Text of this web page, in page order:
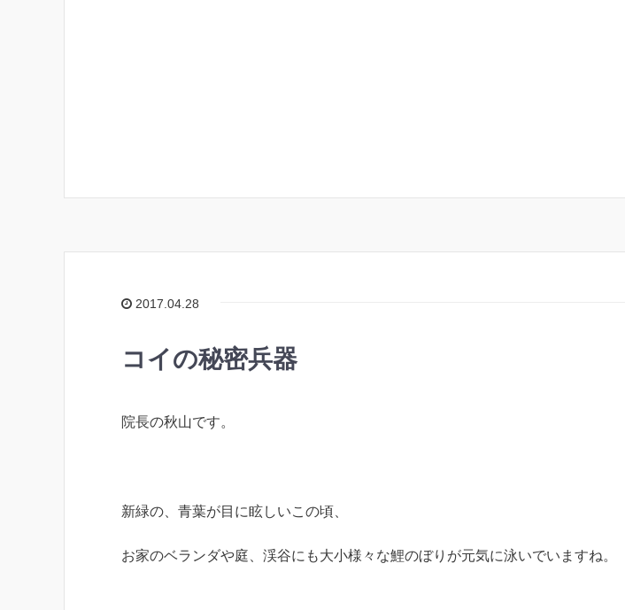
2017.04.28
コイの秘密兵器
院長の秋山です。
新緑の、青葉が目に眩しいこの頃、
お家のベランダや庭、渓谷にも大小様々な鯉のぼりが元気に泳いでいますね。